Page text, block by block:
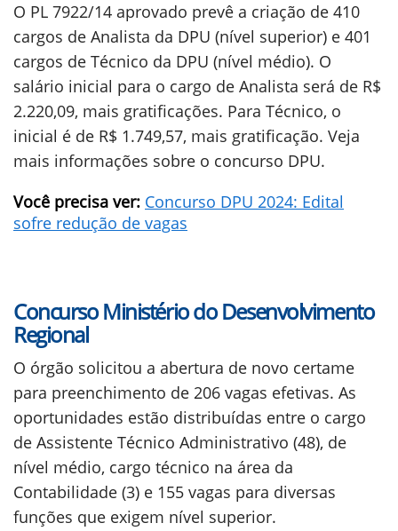
O PL 7922/14 aprovado prevê a criação de 410
cargos de Analista da DPU (nível superior) e 401
cargos de Técnico da DPU (nível médio). O
salário inicial para o cargo de Analista será de R$
2.220,09, mais gratificações. Para Técnico, o
inicial é de R$ 1.749,57, mais gratificação. Veja
mais informações sobre o concurso DPU.
Você precisa ver: Concurso DPU 2024: Edital
sofre redução de vagas
Concurso Ministério do Desenvolvimento
Regional
O órgão solicitou a abertura de novo certame
para preenchimento de 206 vagas efetivas. As
oportunidades estão distribuídas entre o cargo
de Assistente Técnico Administrativo (48), de
nível médio, cargo técnico na área da
Contabilidade (3) e 155 vagas para diversas
funções que exigem nível superior.